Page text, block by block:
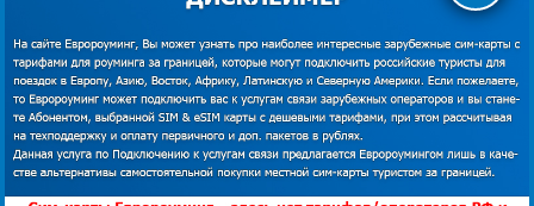
Лучшие достопримечательности мира бесплатно
15.11.2019